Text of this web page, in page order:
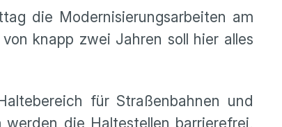
die Modernisierungsarbeiten am
knapp zwei Jahren soll hier alles
für Straßenbahnen und
die Haltestellen barrierefrei,